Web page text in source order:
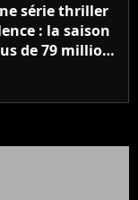
série thriller
: la saison
de 79 millions